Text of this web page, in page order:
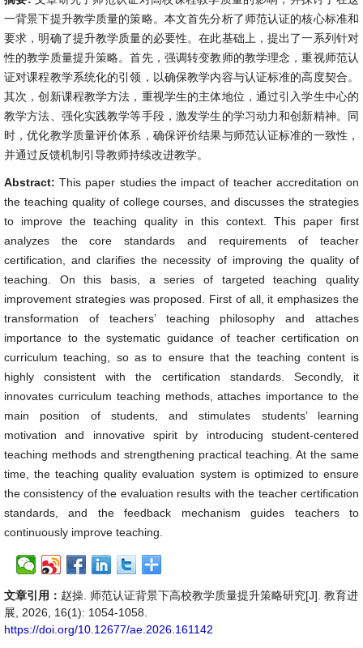
一背景下提升教学质量的策略。本文首先分析了师范认证的核心标准和
要求，明确了提升教学质量的必要性。在此基础上，提出了一系列针对
性的教学质量提升策略。首先，强调转变教师的教学理念，重视师范认
证对课程教学系统化的引领，以确保教学内容与认证标准的高度契合。
其次，创新课程教学方法，重视学生的主体地位，通过引入学生中心的
教学方法、强化实践教学等手段，激发学生的学习动力和创新精神。同
时，优化教学质量评价体系，确保评价结果与师范认证标准的一致性，
并通过反馈机制引导教师持续改进教学。
Abstract:This paper studies the impact of teacher accreditation on
the teaching quality of college courses, and discusses the strategies
to improve the teaching quality in this context. This paper first
analyzes the core standards and requirements of teacher
certification, and clarifies the necessity of improving the quality of
teaching. On this basis, a series of targeted teaching quality
improvement strategies was proposed. First of all, it emphasizes the
transformation of teachers’ teaching philosophy and attaches
importance to the systematic guidance of teacher certification on
curriculum teaching, so as to ensure that the teaching content is
highly consistent with the certification standards. Secondly, it
innovates curriculum teaching methods, attaches importance to the
main position of students, and stimulates students’ learning
motivation and innovative spirit by introducing student-centered
teaching methods and strengthening practical teaching. At the same
time, the teaching quality evaluation system is optimized to ensure
the consistency of the evaluation results with the teacher certification
standards, and the feedback mechanism guides teachers to
continuously improve teaching.
文章引用： 赵操. 师范认证背景下高校教学质量提升策略研究[J]. 教育进
展, 2026, 16(1): 1054-1058.
https://doi.org/10.12677/ae.2026.161142